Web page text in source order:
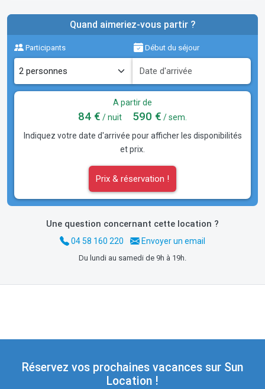
Quand aimeriez-vous partir ?
Participants Début du séjour
A partir de
84 € / nuit 590 € / sem.
Indiquez votre date d'arrivée pour afficher les disponibilités
et prix.
Prix & réservation !
Une question concernant cette location ?
04 58 160 220 Envoyer un email
Du lundi au samedi de 9h à 19h.
Réservez vos prochaines vacances sur Sun
Location !